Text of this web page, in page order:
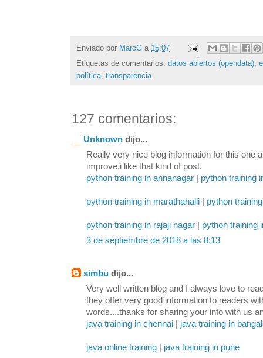
Enviado por MarcG a 15:07
Etiquetas de comentarios: datos abiertos (opendata),
política, transparencia
127 comentarios:
Unknown dijo...
Really very nice blog information for this one
improve,i like that kind of post.
python training in annanagar
python training
python training in marathahalli python
python training in rajaji nagar
python training
3 de septiembre de 2018 a las 8:13
simbu dijo...
Very well written blog and I always love to
they offer very good information to readers
words....thanks for sharing your info with us
java training in chennai
java training in
java online training java training in pune